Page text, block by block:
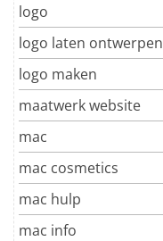
logo
logo laten ontwerpen
logo maken
maatwerk website
mac
mac cosmetics
mac hulp
mac info